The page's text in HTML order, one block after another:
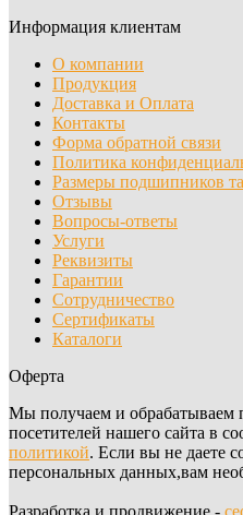
Информация клиентам
О компании
Продукция
Доставка и Оплата
Контакты
Форма обратной связи
Политика
Размеры подшипников
Отзывы
Вопросы-ответы
Услуги
Реквизиты
Гарантии
Сотрудничество
Сертификаты
Каталоги
Оферта
Мы получаем и обрабатываем
посетителей нашего сайта в
политикой. Если вы не даете
персональных данных,вам
Разработка и продвижение -